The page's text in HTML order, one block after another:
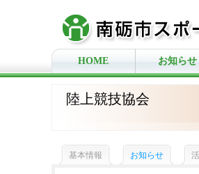
HOME お知らせ
陸上競技協会
基本情報 お知らせ